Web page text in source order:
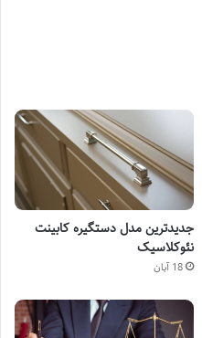
جدیدترین مدل دستگیره کابینت
نئوکلاسیک
18 آبان